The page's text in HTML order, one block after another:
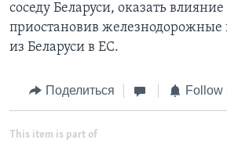
соседу Беларуси, оказать
приостановив железнодорожные
из Беларуси в ЕС.
Поделиться Follow
This item is part of